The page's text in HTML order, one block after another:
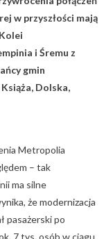
w przyszłości mają
i Śremu z
gmin
Dolska,
Metropolia
– tak
ma silne
że modernizacja
pasażerski po